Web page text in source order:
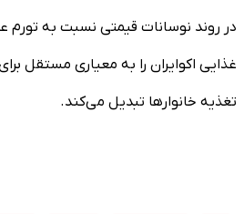
در روند نوسانات قیمتی نسبت به تورم
غذایی اکوایران را به معیاری مستقل
تغذیه خانوارها تبدیل می‌کند.